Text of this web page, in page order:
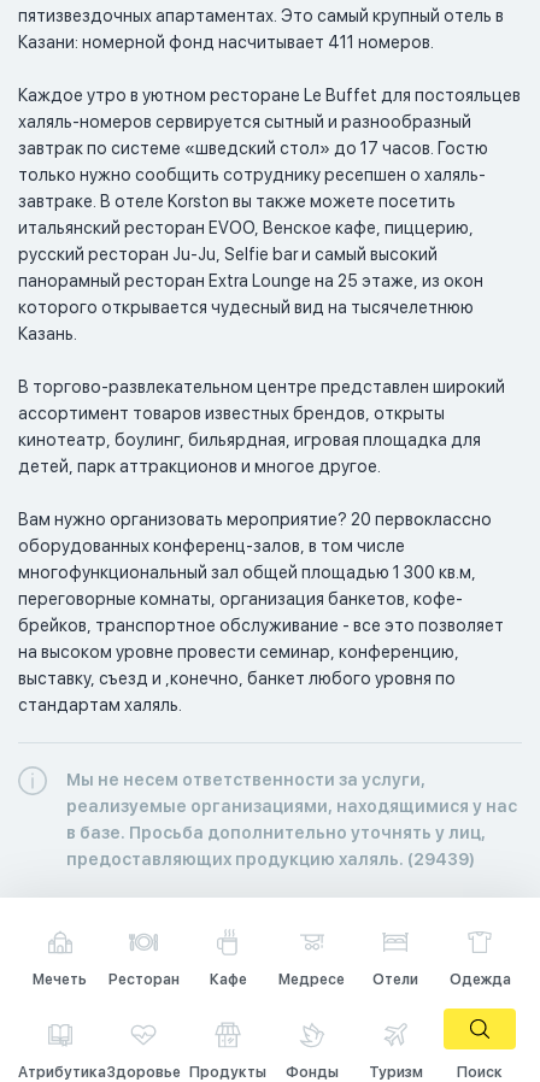
пятизвездочных апартаментах. Это самый крупный отель в
Казани: номерной фонд насчитывает 411 номеров.
Каждое утро в уютном ресторане Le Buffet для постояльцев
халяль-номеров сервируется сытный и разнообразный
завтрак по системе «шведский стол» до 17 часов. Гостю
только нужно сообщить сотруднику ресепшен о халяль-
завтраке. В отеле Korston вы также можете посетить
итальянский ресторан EVOO, Венское кафе, пиццерию,
русский ресторан Ju-Ju, Selfie bar и самый высокий
панорамный ресторан Extra Lounge на 25 этаже, из окон
которого открывается чудесный вид на тысячелетнюю
Казань.
В торгово-развлекательном центре представлен широкий
ассортимент товаров известных брендов, открыты
кинотеатр, боулинг, бильярдная, игровая площадка для
детей, парк аттракционов и многое другое.
Вам нужно организовать мероприятие? 20 первоклассно
оборудованных конференц-залов, в том числе
многофункциональный зал общей площадью 1 300 кв.м,
переговорные комнаты, организация банкетов, кофе-
брейков, транспортное обслуживание - все это позволяет
на высоком уровне провести семинар, конференцию,
выставку, съезд и ,конечно, банкет любого уровня по
стандартам халяль.
Мы не несем ответственности за услуги,
реализуемые организациями, находящимися у нас
в базе. Просьба дополнительно уточнять у лиц,
предоставляющих продукцию халяль. (29439)
Мечеть Ресторан Кафе Медресе Отели Одежда
АтрибутикаЗдоровье Продукты Фонды Туризм Поиск